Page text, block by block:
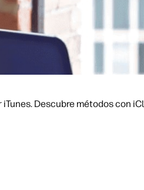
Descubre métodos con